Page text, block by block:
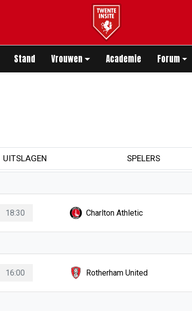
Stand Vrouwen Academie Forum
UITSLAGEN SPELERS
18:30 Charlton Athletic
16:00 Rotherham United